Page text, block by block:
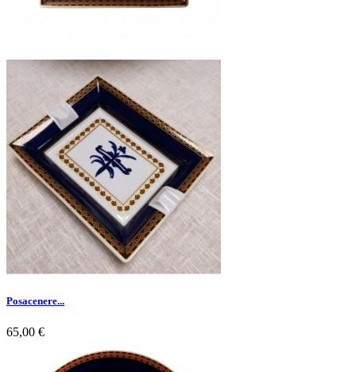
Posacenere...
65,00 €